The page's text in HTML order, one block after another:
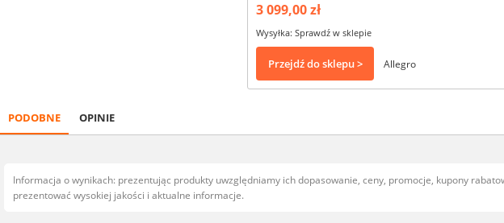
3 099,00 zł
Wysyłka: Sprawdź w sklepie
Przejdź do sklepu > Allegro
PODOBNE OPINIE
Informacja o wynikach: prezentując produkty uwzględniamy ich dopasowanie, ceny, promocje, kupony
prezentować wysokiej jakości i aktualne informacje.